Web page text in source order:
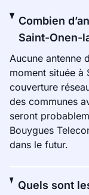
Combien
Saint-Onen-
Aucune antenne
moment située à
couverture
des communes
seront
Bouygues
dans le futur.
Quels sont